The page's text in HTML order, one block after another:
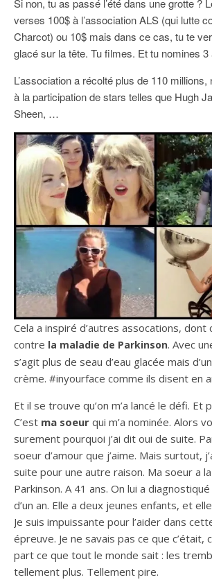
Si non, tu as passé l’été dans une grotte ?
verses 100$ à l’association ALS (qui lutte
Charcot) ou 10$ mais dans ce cas, tu te
glacé sur la tête. Tu filmes. Et tu nomines
L’association a récolté plus de 110
à la participation de stars telles que Hugh
Sheen, …
Cela a inspiré d’autres assocations, dont
contre la maladie de Parkinson. Avec
s’agit plus de seau d’eau glacée mais
crème. #inyourface comme ils disent en
Et il se trouve qu’on m’a lancé le défi. Et
C’est ma soeur qui m’a nominée. Alors
surement pourquoi j’ai dit oui de suite.
soeur d’amour que j’aime. Mais surtout,
suite pour une autre raison. Ma soeur a
Parkinson. A 41 ans. On lui a
d’un an. Elle a deux jeunes enfants, et
Je suis impuissante pour l’aider dans
épreuve. Je ne savais pas ce que c’était,
part ce que tout le monde sait : les
tellement plus. Tellement pire.